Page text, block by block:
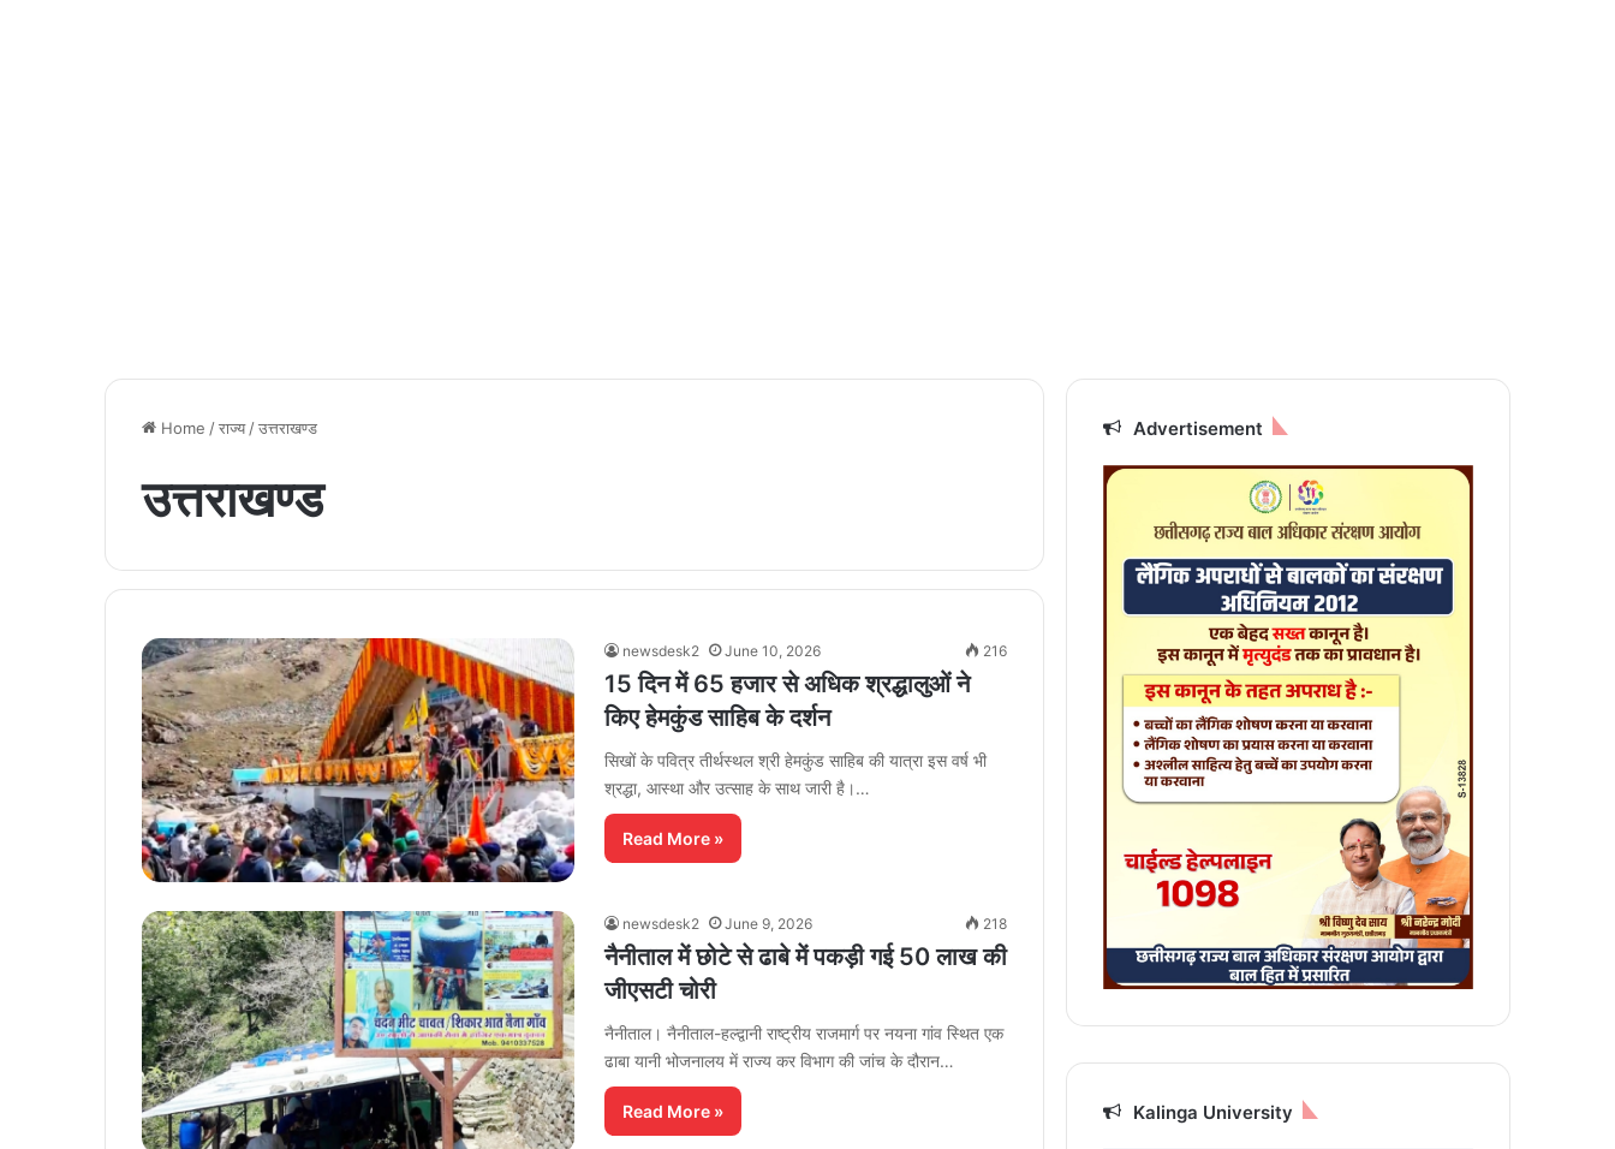
Home /राज्य /उत्तराखण्ड
उत्तराखण्ड
newsdesk2 June 10, 2026 216
15 दिन में 65 हजार से अधिक श्रद्धालुओं ने
किए हेमकुंड साहिब के दर्शन
सिखों के पवित्र तीर्थस्थल श्री हेमकुंड साहिब की यात्रा इस वर्ष भी
श्रद्धा, आस्था और उत्साह के साथ जारी है।…
Read More »
newsdesk2 June 9, 2026 218
नैनीताल में छोटे से ढाबे में पकड़ी गई 50 लाख की
जीएसटी चोरी
नैनीताल। नैनीताल-हल्द्वानी राष्ट्रीय राजमार्ग पर नयना गांव स्थित एक
ढाबा यानी भोजनालय में राज्य कर विभाग की जांच के दौरान…
Read More »
Advertisement
Kalinga University